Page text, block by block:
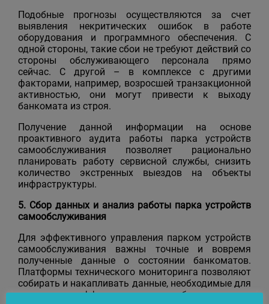
Подобные прогнозы осуществляются за счет
выявления некритических ошибок в работе
оборудования и программного обеспечения. С
одной стороны, такие сбои не требуют действий со
стороны обслуживающего персонала прямо
сейчас. С другой – в комплексе с другими
факторами, например, возросшей транзакционной
активностью, они могут привести к выходу
банкомата из строя.
Получение данной информации на основе
проактивного аудита работы парка устройств
самообслуживания позволяет рационально
планировать работу сервисной службы, снизить
количество экстренных выездов на объекты
инфраструктуры.
5. Сбор данных и анализ работы парка устройств
самообслуживания
Для эффективного управления парком устройств
самообслуживания важны точные и вовремя
полученные данные о состоянии банкоматов.
Платформы технического мониторинга позволяют
собирать и накапливать данные, необходимые для
анализа эффективности работы всего